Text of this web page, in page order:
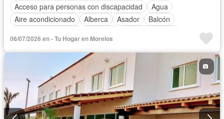
Acceso para personas con discapacidad
Agua
Aire acondicionado
Alberca Asador
Balcón
Estacionamiento
Internet Jacuzzi
Recámara con closet
Azotea
Televisión por cable
Vista panorámica Zonas verdes Sin amueblar
06/07/2026 en - Tu Hogar en Morelos